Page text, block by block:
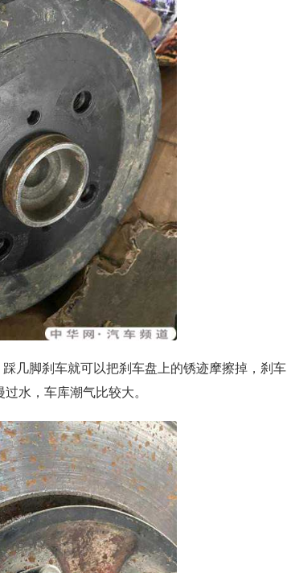
几脚刹车就可以把刹车盘上的锈迹摩擦掉，刹车
水，车库潮气比较大。